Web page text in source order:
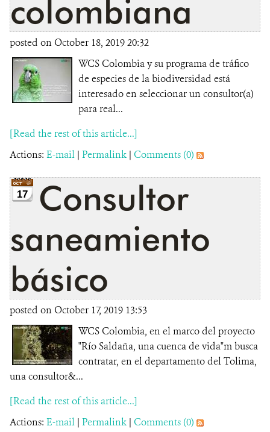
colombiana
posted on October 18, 2019 20:32
WCS Colombia y su programa de tráfico
de especies de la biodiversidad está
interesado en seleccionar un consultor(a)
para real...
[Read the rest of this article...]
Actions: E-mail | Permalink | Comments (0)
17
Consultor
saneamiento
básico
posted on October 17, 2019 13:53
WCS Colombia, en el marco del proyecto
"Río Saldaña, una cuenca de vida"m busca
contratar, en el departamento del Tolima,
una consultor&...
[Read the rest of this article...]
Actions: E-mail | Permalink | Comments (0)